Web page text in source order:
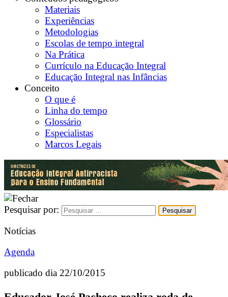
Materiais
Experiências
Metodologias
Escolas de tempo integral
Na Prática
Currículo na Educação Integral
Educação Integral nas Infâncias
Conceito
O que é
Linha do tempo
Glossário
Especialistas
Marcos Legais
Pesquisar por:
Notícias
Agenda
publicado dia 22/10/2015